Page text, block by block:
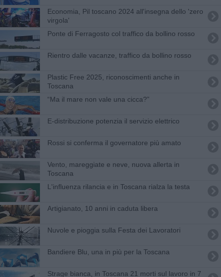
Economia, Pil toscano 2024 all'insegna dello 'zero
virgola'
Ponte di Ferragosto col traffico da bollino rosso
Rientro dalle vacanze, traffico da bollino rosso
Plastic Free 2025, riconoscimenti anche in
Toscana
“Ma il mare non vale una cicca?”
E-distribuzione potenzia il servizio elettrico
Rossi si conferma il governatore più amato
Vento, mareggiate e neve, nuova allerta in
Toscana
L'influenza rilancia e in Toscana rialza la testa
Artigianato, 10 anni in caduta libera
Nuvole e pioggia sulla Festa dei Lavoratori
Bandiere Blu, una in più per la Toscana
Strage bianca, in Toscana 21 morti sul lavoro in 7